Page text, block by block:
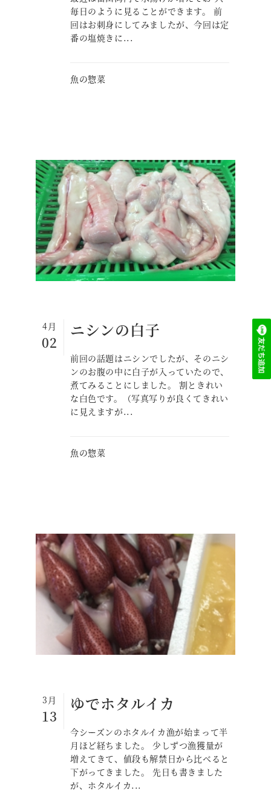
毎日のように見ることができます。 前
回はお刺身にしてみましたが、今回は定
番の塩焼きに...
魚の惣菜
4月
02
ニシンの白子
前回の話題はニシンでしたが、そのニシ
ンのお腹の中に白子が入っていたので、
煮てみることにしました。 割ときれい
な白色です。（写真写りが良くてきれい
に見えますが...
魚の惣菜
3月
13
ゆでホタルイカ
今シーズンのホタルイカ漁が始まって半
月ほど経ちました。 少しずつ漁獲量が
増えてきて、値段も解禁日から比べると
下がってきました。 先日も書きました
が、ホタルイカ...